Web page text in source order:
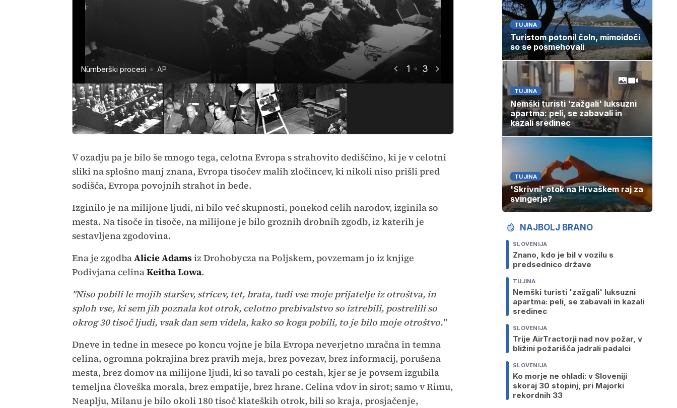
1 3
Nürnberški procesi AP
Nürnberški procesi AP
Nürnberški procesi AP
V ozadju pa je bilo še mnogo tega, celotna Evropa s strahovito dediščino, ki je v celotni
sliki na splošno manj znana, Evropa tisočev malih zločincev, ki nikoli niso prišli pred
sodišča, Evropa povojnih strahot in bede.
Izginilo je na milijone ljudi, ni bilo več skupnosti, ponekod celih narodov, izginila so
mesta. Na tisoče in tisoče, na milijone je bilo groznih drobnih zgodb, iz katerih je
sestavljena zgodovina.
Ena je zgodbaAlicie Adamsiz Drohobycza na Poljskem, povzemam jo iz knjige
Podivjana celinaKeitha Lowa.
"Niso pobili le mojih staršev, stricev, tet, brata, tudi vse moje prijatelje iz otroštva, in
sploh vse, ki sem jih poznala kot otrok, celotno prebivalstvo so iztrebili, postrelili so
okrog 30 tisoč ljudi, vsak dan sem videla, kako so koga pobili, to je bilo moje otroštvo."
Dneve in tedne in mesece po koncu vojne je bila Evropa neverjetno mračna in temna
celina, ogromna pokrajina brez pravih meja, brez povezav, brez informacij, porušena
mesta, brez domov na milijone ljudi, ki so tavali po cestah, kjer se je povsem izgubila
temeljna človeška morala, brez empatije, brez hrane. Celina vdov in sirot; samo v Rimu,
Neaplju, Milanu je bilo okoli 180 tisoč klateških otrok, bili so kraja, prosjačenje,
TUJINA
Turistom potonil čoln, mimoidoči
so se posmehovali
TUJINA
Nemški turisti 'zažgali' luksuzni
apartma: peli, se zabavali in
kazali sredinec
TUJINA
'Skrivni' otok na Hrvaškem raj za
svingerje?
NAJBOLJ BRANO
SLOVENIJA
Znano, kdo je bil v vozilu s
predsednico države
TUJINA
Nemški turisti 'zažgali' luksuzni
apartma: peli, se zabavali in kazali
sredinec
SLOVENIJA
Trije AirTractorji nad nov požar, v
bližini požarišča jadrali padalci
SLOVENIJA
Ko morje ne ohladi: v Sloveniji
skoraj 30 stopinj, pri Majorki
rekordnih 33